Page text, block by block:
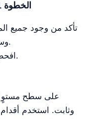
الخطوة 1: قائمة التحقق من فتح الصندوق
تأكد من وجود جميع
وسلك الطاقة، ودليل المستخدم.
افحص أي ضرر مرئي أثناء الشحن.
وثابت. استخدم